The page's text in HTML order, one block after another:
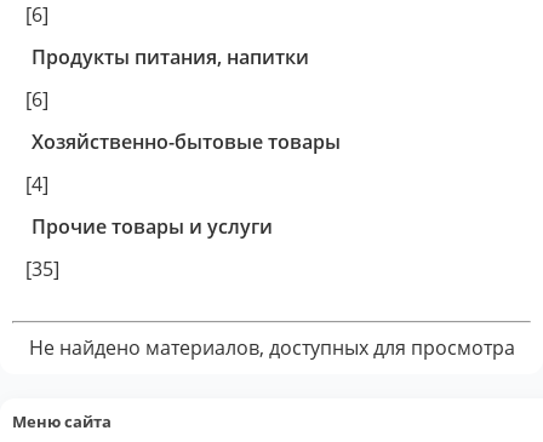
Меню сайта
[6]
Продукты питания, напитки
[6]
Хозяйственно-бытовые товары
[4]
Прочие товары и услуги
[35]
Не найдено материалов, доступных для просмотра